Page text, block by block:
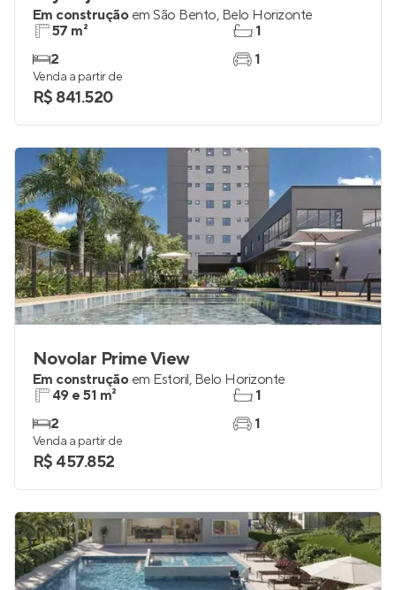
Em construção em São Bento, Belo Horizonte
57 m²
2
1
1
Venda a partir de
R$ 841.520
Novolar Prime View
Em construção em Estoril, Belo Horizonte
49 e 51 m²
2
1
1
Venda a partir de
R$ 457.852